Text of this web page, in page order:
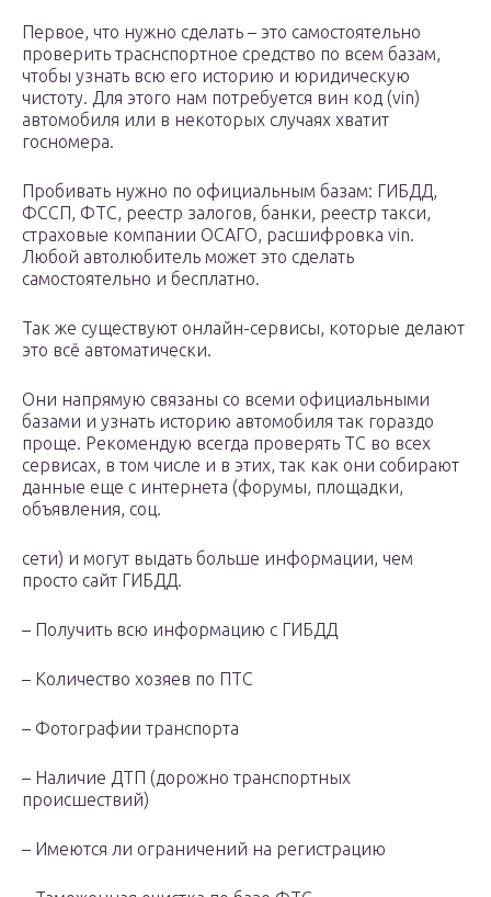
Первое, что нужно сделать – это самостоятельно
проверить траснспортное средство по всем базам,
чтобы узнать всю его историю и юридическую
чистоту. Для этого нам потребуется вин код (vin)
автомобиля или в некоторых случаях хватит
госномера.
Пробивать нужно по официальным базам: ГИБДД,
ФССП, ФТС, реестр залогов, банки, реестр такси,
страховые компании ОСАГО, расшифровка vin.
Любой автолюбитель может это сделать
самостоятельно и бесплатно.
Так же существуют онлайн-сервисы, которые делают
это всё автоматически.
Они напрямую связаны со всеми официальными
базами и узнать историю автомобиля так гораздо
проще. Рекомендую всегда проверять ТС во всех
сервисах, в том числе и в этих, так как они собирают
данные еще с интернета (форумы, площадки,
объявления, соц.
сети) и могут выдать больше информации, чем
просто сайт ГИБДД.
– Получить всю информацию с ГИБДД
– Количество хозяев по ПТС
– Фотографии транспорта
– Наличие ДТП (дорожно транспортных
происшествий)
– Имеются ли ограничений на регистрацию